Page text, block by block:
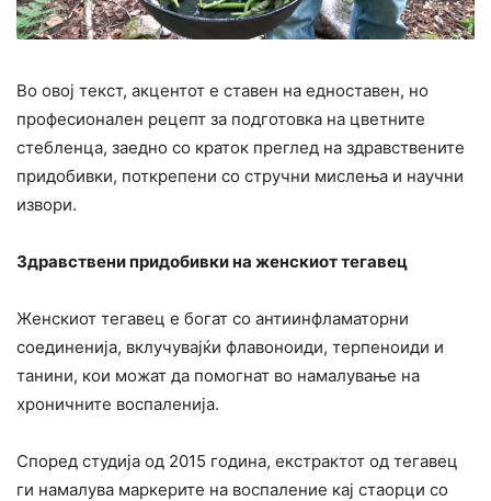
Во овој текст, акцентот е ставен на едноставен, но
професионален рецепт за подготовка на цветните
стебленца, заедно со краток преглед на здравствените
придобивки, поткрепени со стручни мислења и научни
извори.
Здравствени придобивки на женскиот тегавец
Женскиот тегавец е богат со антиинфламаторни
соединенија, вклучувајќи флавоноиди, терпеноиди и
танини, кои можат да помогнат во намалување на
хроничните воспаленија.
Според студија од 2015 година, екстрактот од тегавец
ги намалува маркерите на воспаление кај стаорци со